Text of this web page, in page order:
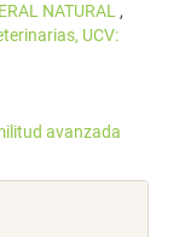
NATURAL ,
UCV:
avanzada